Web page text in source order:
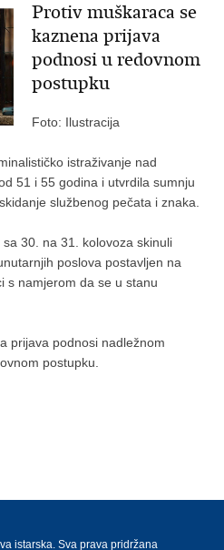
Protiv muškaraca se
kaznena prijava
podnosi u redovnom
postupku
Foto: Ilustracija
istraživanje nad
51 i 55 godina i utvrdila sumnju
službenog pečata i znaka.
30. na 31. kolovoza skinuli
poslova postavljen na
s namjerom da se u stanu
prijava podnosi nadležnom
postupku.
istarska. Sva prava pridržana